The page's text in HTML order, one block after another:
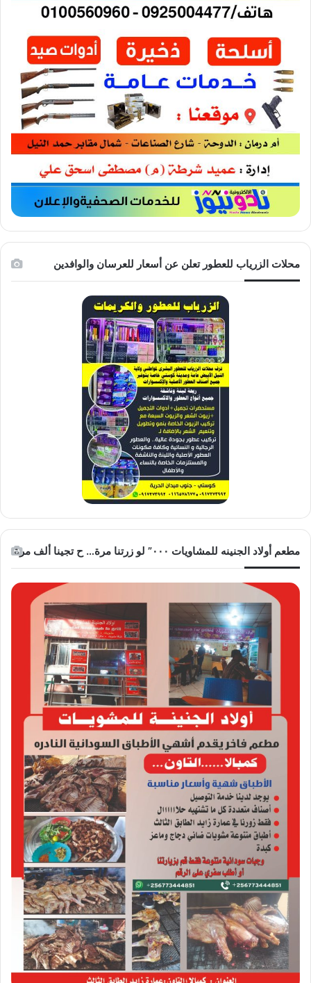
محلات الزرياب للعطور تعلن عن أسعار للعرسان والوافدين
مطعم أولاد الجنينه للمشاويات ٠٠٠” لو زرتنا مرة… ح تجينا ألف مرة